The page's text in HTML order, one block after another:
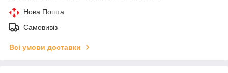
Нова Пошта
Самовивіз
Всі умови доставки